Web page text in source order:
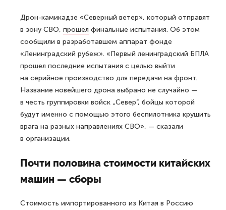
Дрон-камикадзе «Северный ветер», который отправят
в зону СВО, прошел финальные испытания. Об этом
сообщили в разработавшем аппарат фонде
«Ленинградский рубеж». «Первый ленинградский БПЛА
прошел последние испытания с целью выйти
на серийное производство для передачи на фронт.
Название новейшего дрона выбрано не случайно —
в честь группировки войск „Север“, бойцы которой
будут именно с помощью этого беспилотника крушить
врага на разных направлениях СВО», — сказали
в организации.
Почти половина стоимости китайских
машин — сборы
Стоимость импортированного из Китая в Россию